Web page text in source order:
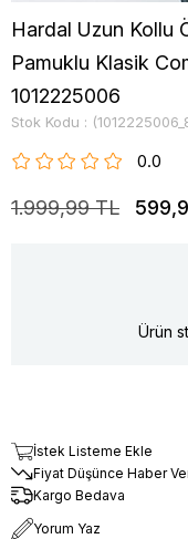
Hardal Uzun Kollu
Pamuklu Klasik
1012225006
Stok Kodu
0.0
1.999,99 TL
Ürün
İstek Listeme Ekle
Fiyat Düşünce Haber
Kargo Bedava
Yorum Yaz